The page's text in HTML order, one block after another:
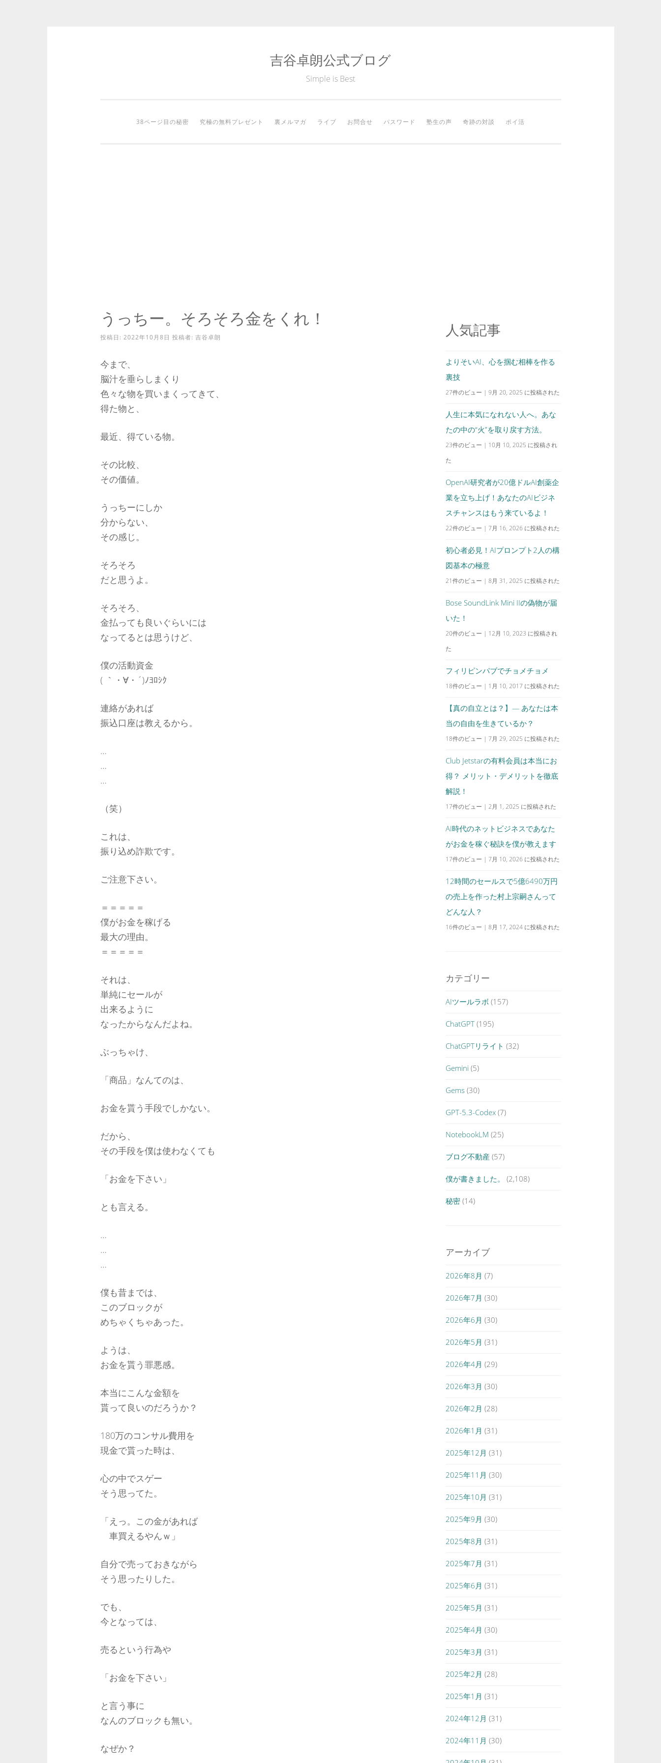
吉谷卓朗公式ブログ
Simple is Best
38ページ目の秘密 究極の無料プレゼント 裏メルマガ ライブ お問合せ パスワード 塾生の声 奇跡の対談 ポイ活
うっちー。そろそろ金をくれ！
投稿日: 2022年10月8日 投稿者: 吉谷卓朗
今まで、
脳汁を垂らしまくり
色々な物を買いまくってきて、
得た物と、
最近、得ている物。
その比較、
その価値。
うっちーにしか
分からない、
その感じ。
そろそろ
だと思うよ。
そろそろ、
金払っても良いぐらいには
なってるとは思うけど、
僕の活動資金
( ｀・∀・´)ﾉﾖﾛｼｸ
連絡があれば
振込口座は教えるから。
…
…
…
（笑）
これは、
振り込め詐欺です。
ご注意下さい。
＝＝＝＝＝
僕がお金を稼げる
最大の理由。
＝＝＝＝＝
それは、
単純にセールが
出来るように
なったからなんだよね。
ぶっちゃけ、
「商品」なんてのは、
お金を貰う手段でしかない。
だから、
その手段を僕は使わなくても
「お金を下さい」
とも言える。
…
…
…
僕も昔までは、
このブロックが
めちゃくちゃあった。
ようは、
お金を貰う罪悪感。
本当にこんな金額を
貰って良いのだろうか？
180万のコンサル費用を
現金で貰った時は、
心の中でスゲー
そう思ってた。
「えっ。この金があれば
車買えるやんｗ」
自分で売っておきながら
そう思ったりした。
でも、
今となっては、
売るという行為や
「お金を下さい」
と言う事に
なんのブロックも無い。
なぜか？
人気記事
よりそいAI、心を掴む相棒を作る
裏技
27件のビュー |9月 20, 2025 に投稿された
人生に本気になれない人へ。あな
たの中の“火”を取り戻す方法。
23件のビュー | 10月 10, 2025 に投稿され
た
OpenAI研究者が20億ドルAI創薬企
業を立ち上げ！あなたのAIビジネ
スチャンスはもう来ているよ！
22件のビュー |7月 16, 2026 に投稿された
初心者必見！AIプロンプト2人の構
図基本の極意
21件のビュー |8月 31, 2025 に投稿された
Bose SoundLink Mini IIの偽物が届
いた！
20件のビュー | 12月 10, 2023 に投稿され
た
フィリピンパブでチョメチョメ
18件のビュー | 1月 10, 2017 に投稿された
【真の自立とは？】— あなたは本
当の自由を生きているか？
18件のビュー |7月 29, 2025 に投稿された
Club Jetstarの有料会員は本当にお
得？ メリット・デメリットを徹底
解説！
17件のビュー |2月 1, 2025 に投稿された
AI時代のネットビジネスであなた
がお金を稼ぐ秘訣を僕が教えます
17件のビュー |7月 10, 2026 に投稿された
12時間のセールスで5億6490万円
の売上を作った村上宗嗣さんって
どんな人？
16件のビュー |8月 17, 2024 に投稿された
カテゴリー
AIツールラボ (157)
ChatGPT (195)
ChatGPTリライト (32)
Gemini (5)
Gems (30)
GPT-5.3-Codex (7)
NotebookLM (25)
ブログ不動産 (57)
僕が書きました。 (2,108)
秘密 (14)
アーカイブ
2026年8月 (7)
2026年7月 (30)
2026年6月 (30)
2026年5月 (31)
2026年4月 (29)
2026年3月 (30)
2026年2月 (28)
2026年1月 (31)
2025年12月 (31)
2025年11月 (30)
2025年10月 (31)
2025年9月 (30)
2025年8月 (31)
2025年7月 (31)
2025年6月 (31)
2025年5月 (31)
2025年4月 (30)
2025年3月 (31)
2025年2月 (28)
2025年1月 (31)
2024年12月 (31)
2024年11月 (30)